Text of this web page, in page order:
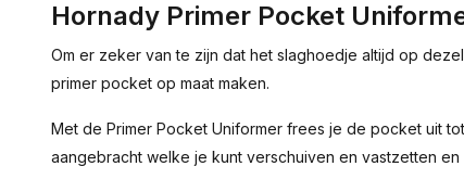
Hornady Primer Pocket
Om er zeker van te zijn dat het slaghoedje altijd op
primer pocket op maat maken.
Met de Primer Pocket Uniformer frees je de pocket uit
aangebracht welke je kunt verschuiven en vastzetten